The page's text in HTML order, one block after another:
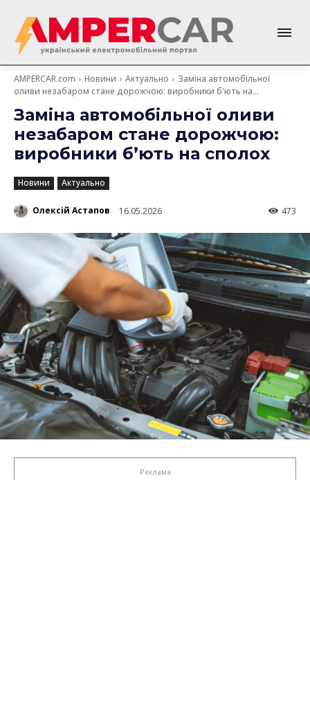
AMPERCAR.com Новини Актуально
Заміна автомобільної
оливи незабаром стане дорожчою: виробники б'ють на...
Заміна автомобільної оливи
незабаром стане дорожчою:
виробники б’ють на сполох
Новини Актуально
Олексій Астапов 16.05.2026 473